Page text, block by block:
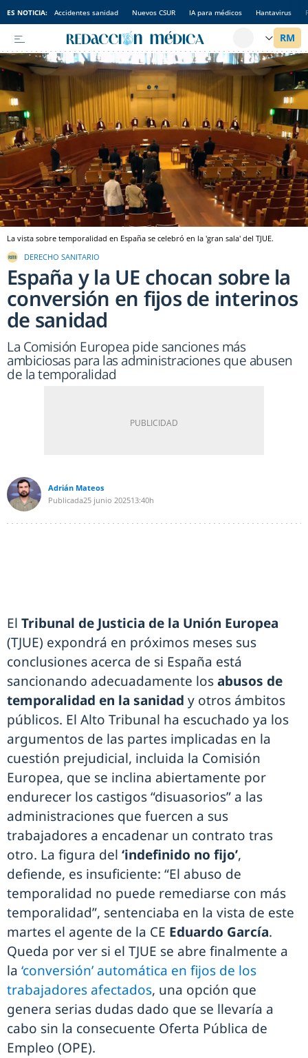
ES NOTICIA: Accidentes sanidad Nuevos CSUR IA para médicos Hantavirus
La vista sobre temporalidad en España se celebró en la 'gran sala' del TJUE.
DERECHO SANITARIO
España y la UE chocan sobre la
conversión en fijos de interinos
de sanidad
La Comisión Europea pide sanciones más
ambiciosas para las administraciones que abusen
de la temporalidad
Adrián Mateos
Publicada25 junio 202513:40h
El Tribunal de Justicia de la Unión Europea
(TJUE) expondrá en próximos meses sus
conclusiones acerca de si España está
sancionando adecuadamente losabusos de
temporalidad en la sanidad y otros ámbitos
públicos. El Alto Tribunal ha escuchado ya los
argumentos de las partes implicadas en la
cuestión prejudicial, incluida la Comisión
Europea, que se inclina abiertamente por
endurecer los castigos “disuasorios” a las
administraciones que fuercen a sus
trabajadores a encadenar un contrato tras
otro. La figura del ‘indefinido no fijo’,
defiende, es insuficiente: “El abuso de
temporalidad no puede remediarse con más
temporalidad”, sentenciaba en la vista de este
martes el agente de la CE Eduardo García.
Queda por ver si el TJUE se abre finalmente a
la ‘conversión’ automática en fijos de los
trabajadores afectados, una opción que
genera serias dudas dado que se llevaría a
cabo sin la consecuente Oferta Pública de
Empleo (OPE).